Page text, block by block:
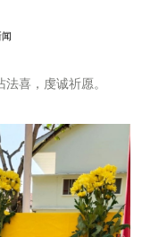
闻
喜，虔诚祈愿。